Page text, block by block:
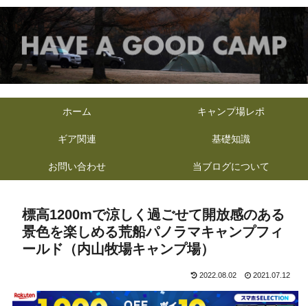
ホーム キャンプ場レポ
ギア関連 基礎知識
お問い合わせ 当ブログについて
標高1200mで涼しく過ごせて開放感のある
景色を楽しめる荒船パノラマキャンプフィ
ールド（内山牧場キャンプ場）
2022.08.02 2021.07.12